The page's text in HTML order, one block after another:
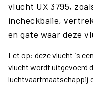
vlucht UX 3795,
incheckbalie,
en gate waar deze
Let op: deze vlucht is een
vlucht wordt uitgevoerd
luchtvaartmaatschappij